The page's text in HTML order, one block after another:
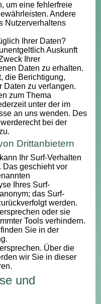
um eine fehlerfreie
Andere
Nutzerverhaltens
Ihrer Daten?
Auskunft
Ihrer
Daten zu erhalten.
die Berichtigung,
Daten zu verlangen.
zum Thema
unter der im
an uns wenden. Des
bei der
Drittanbietern
Ihr Surf-Verhalten
Das geschieht vor
Ihres Surf-
das Surf-
werden.
oder sie
Tools verhindern.
Sie in der
Über die
wir Sie in dieser
und